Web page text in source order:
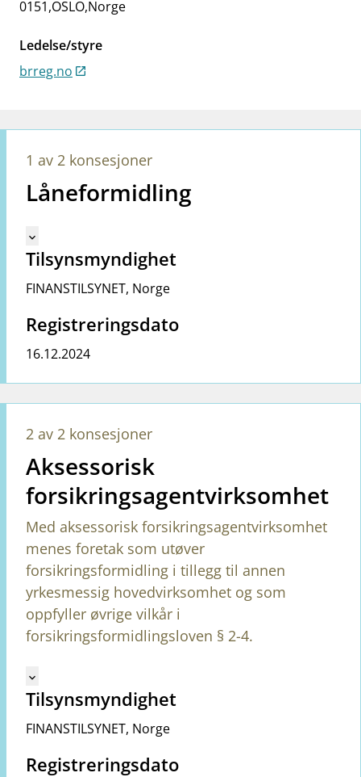
work_outlineJobb hos oss
dashboardInformasjon for investorer
notifications_noneAbonner på nyhetsvarsel
0151,OSLO,Norge
Ledelse/styre
brreg.no
1 av 2 konsesjoner
Låneformidling
Mangler tekst for vreg.ShowMoreInformation (no)
keyboard_arrow_down
Tilsynsmyndighet
FINANSTILSYNET, Norge
Registreringsdato
16.12.2024
2 av 2 konsesjoner
Aksessorisk
forsikringsagentvirksomhet
Med aksessorisk forsikringsagentvirksomhet
menes foretak som utøver
forsikringsformidling i tillegg til annen
yrkesmessig hovedvirksomhet og som
oppfyller øvrige vilkår i
forsikringsformidlingsloven § 2-4.
Mangler tekst for vreg.ShowMoreInformation (no)
keyboard_arrow_down
Tilsynsmyndighet
FINANSTILSYNET, Norge
Registreringsdato